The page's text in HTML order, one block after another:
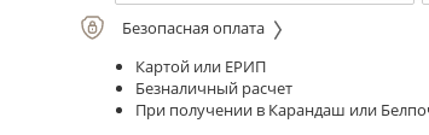
Безопасная оплата
Картой или ЕРИП
Безналичный расчет
При получении в Карандаш или